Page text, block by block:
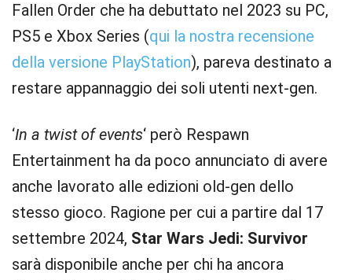
Fallen Order che ha debuttato nel 2023 su PC,
PS5 e Xbox Series (qui la nostra recensione
della versione PlayStation), pareva destinato a
restare appannaggio dei soli utenti next-gen.
‘In a twist of events‘ però Respawn
Entertainment ha da poco annunciato di avere
anche lavorato alle edizioni old-gen dello
stesso gioco. Ragione per cui a partire dal 17
settembre 2024, Star Wars Jedi: Survivor
sarà disponibile anche per chi ha ancora